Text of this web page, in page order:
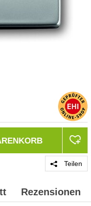
Teilen
Rezensionen